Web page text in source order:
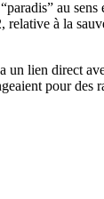
au
relative à la
un lien direct
pour des